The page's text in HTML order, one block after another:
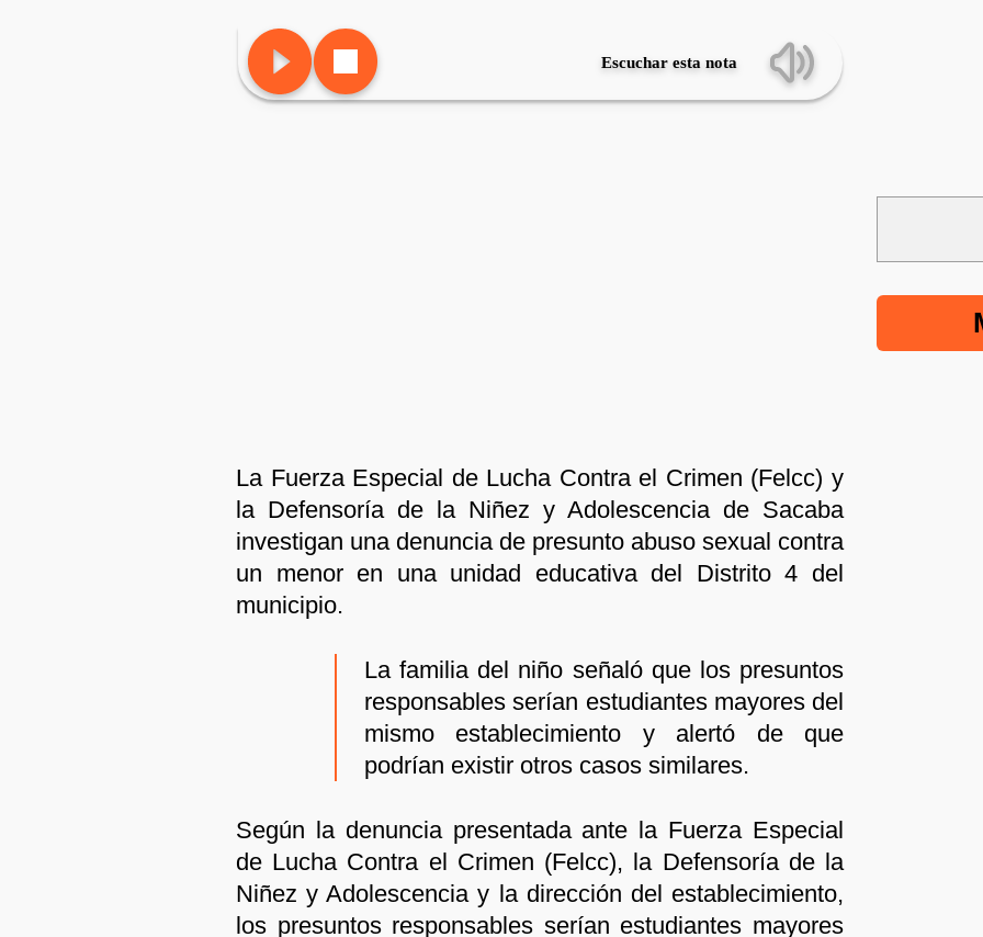
Escuchar esta nota
La Fuerza Especial de Lucha Contra el Crimen (Felcc) y
la Defensoría de la Niñez y Adolescencia de Sacaba
investigan una denuncia de presunto abuso sexual contra
un menor en una unidad educativa del Distrito 4 del
municipio.
La familia del niño señaló que los presuntos
responsables serían estudiantes mayores del
mismo establecimiento y alertó de que
podrían existir otros casos similares.
Según la denuncia presentada ante la Fuerza Especial
de Lucha Contra el Crimen (Felcc), la Defensoría de la
Niñez y Adolescencia y la dirección del establecimiento,
los presuntos responsables serían estudiantes mayores